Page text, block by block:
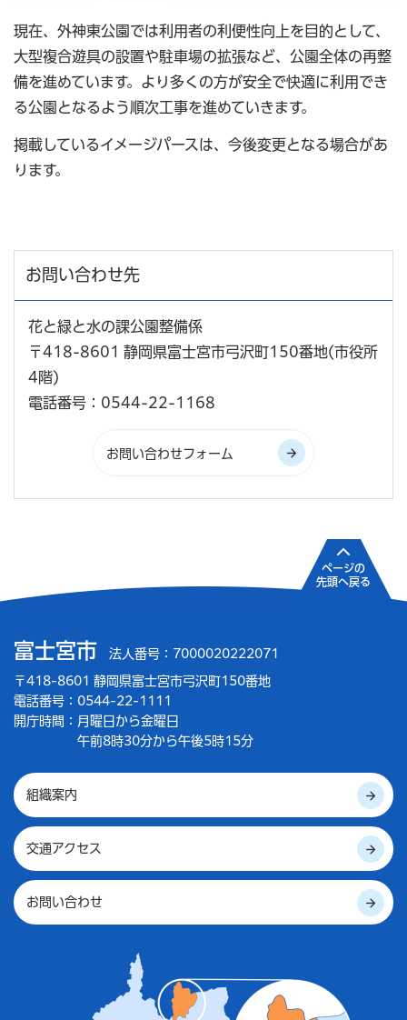
現在、外神東公園では利用者の利便性向上を目的として、
大型複合遊具の設置や駐車場の拡張など、公園全体の再整
備を進めています。より多くの方が安全で快適に利用でき
る公園となるよう順次工事を進めていきます。
掲載しているイメージパースは、今後変更となる場合があ
ります。
お問い合わせ先
花と緑と水の課公園整備係
〒418-8601 静岡県富士宮市弓沢町150番地(市役所
4階)
電話番号：0544-22-1168
富士宮市 法人番号：7000020222071
〒418-8601 静岡県富士宮市弓沢町150番地
電話番号：0544-22-1111
開庁時間： 月曜日から金曜日
午前8時30分から午後5時15分
組織案内
交通アクセス
お問い合わせ
ページの
先頭へ戻る